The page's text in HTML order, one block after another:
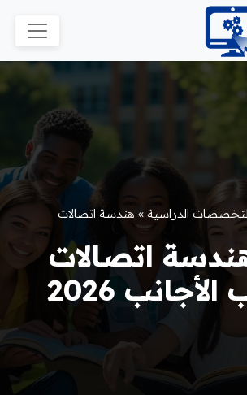
الدراسية » هندسة اتصالات
اتصالات
2026